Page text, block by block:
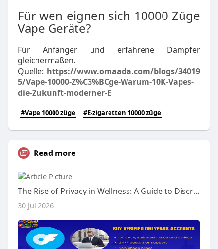
Für wen eignen sich 10000 Züge
Vape Geräte?
Für Anfänger und erfahrene Dampfer
gleichermaßen.
Quelle: https://www.omaada.com/blogs/34019
5/Vape-10000-Z%C3%BCge-Warum-10K-Vapes-
die-Zukunft-moderner-E
#Vape 10000 züge #E-zigaretten 10000 züge
Read more
The Rise of Privacy in Wellness: A Guide to Discreet Performance, Vitality, and Support Supplements in the UK
30 Jul 2026